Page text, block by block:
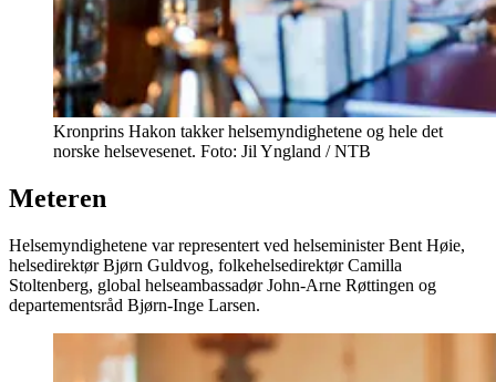
Kronprins Hakon takker helsemyndighetene og hele det
norske helsevesenet. Foto: Jil Yngland / NTB
Meteren
Helsemyndighetene var representert ved helseminister Bent Høie,
helsedirektør Bjørn Guldvog, folkehelsedirektør Camilla
Stoltenberg, global helseambassadør John-Arne Røttingen og
departementsråd Bjørn-Inge Larsen.